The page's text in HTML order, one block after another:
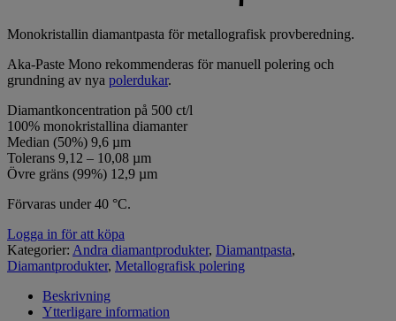
Monokristallin diamantpasta för metallografisk provberedning.
Aka-Paste Mono rekommenderas för manuell polering och
grundning av nya polerdukar.
Diamantkoncentration på 500 ct/l
100% monokristallina diamanter
Median (50%) 9,6 µm
Tolerans 9,12 – 10,08 µm
Övre gräns (99%) 12,9 µm
Förvaras under 40 °C.
Logga in för att köpa
Kategorier: Andra diamantprodukter, Diamantpasta,
Diamantprodukter, Metallografisk polering
Beskrivning
Ytterligare information